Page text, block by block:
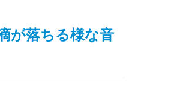
が落ちる様な音